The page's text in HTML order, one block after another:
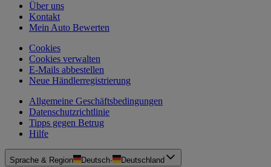
Über uns
Kontakt
Mein Auto Bewerten
Cookies
Cookies verwalten
E-Mails abbestellen
Neue Händlerregistrierung
Allgemeine Geschäftsbedingungen
Datenschutzrichtlinie
Tipps gegen Betrug
Hilfe
Sprache & Region Deutsch· Deutschland